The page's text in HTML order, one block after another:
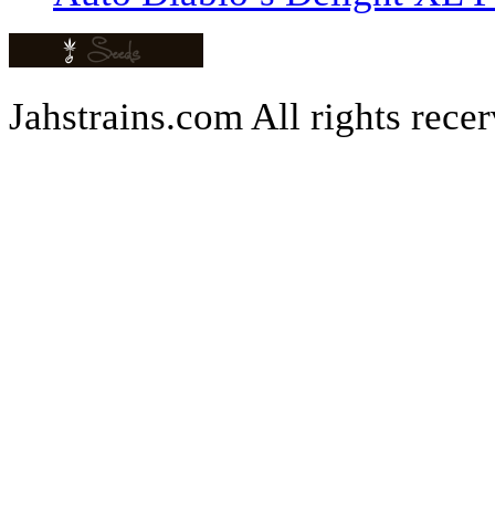
Jahstrains.comAll rights